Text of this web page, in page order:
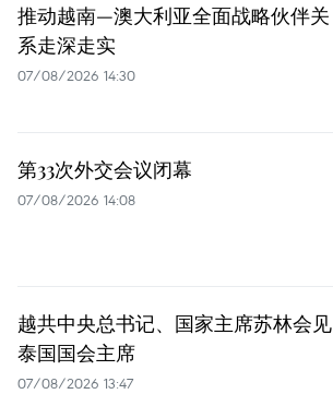
推动越南—澳大利亚全面战略伙伴关
系走深走实
07/08/2026 14:30
第33次外交会议闭幕
07/08/2026 14:08
越共中央总书记、国家主席苏林会见
泰国国会主席
07/08/2026 13:47